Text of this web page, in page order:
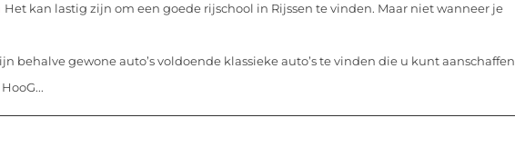
Het kan lastig zijn om een goede rijschool in Rijssen te vinden. Maar niet wanneer je
behalve gewone auto’s voldoende klassieke auto’s te vinden die u kunt aanschaffen